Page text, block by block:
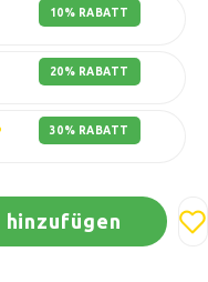
10% RABATT
20% RABATT
30% RABATT
hinzufügen